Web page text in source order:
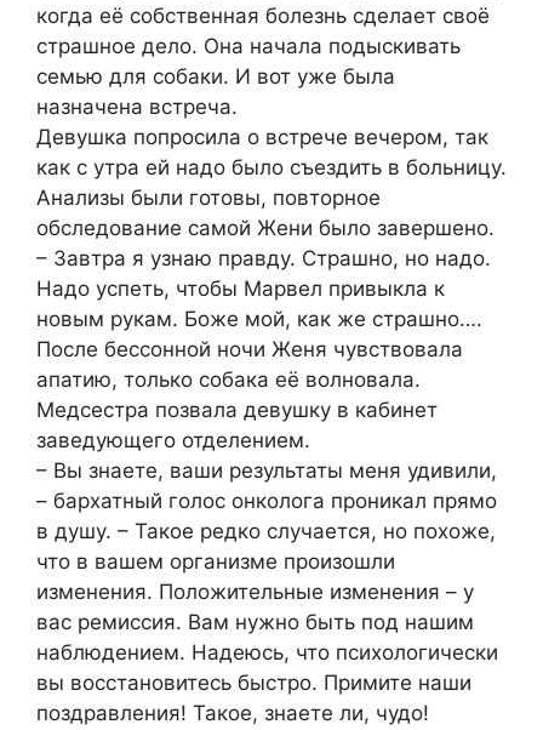
когда её собственная болезнь сделает своё
страшное дело. Она начала подыскивать
семью для собаки. И вот уже была
назначена встреча.
Девушка попросила о встрече вечером, так
как с утра ей надо было съездить в больницу.
Анализы были готовы, повторное
обследование самой Жени было завершено.
– Завтра я узнаю правду. Страшно, но надо.
Надо успеть, чтобы Марвел привыкла к
новым рукам. Боже мой, как же страшно….
После бессонной ночи Женя чувствовала
апатию, только собака её волновала.
Медсестра позвала девушку в кабинет
заведующего отделением.
– Вы знаете, ваши результаты меня удивили,
– бархатный голос онколога проникал прямо
в душу. – Такое редко случается, но похоже,
что в вашем организме произошли
изменения. Положительные изменения – у
вас ремиссия. Вам нужно быть под нашим
наблюдением. Надеюсь, что психологически
вы восстановитесь быстро. Примите наши
поздравления! Такое, знаете ли, чудо!